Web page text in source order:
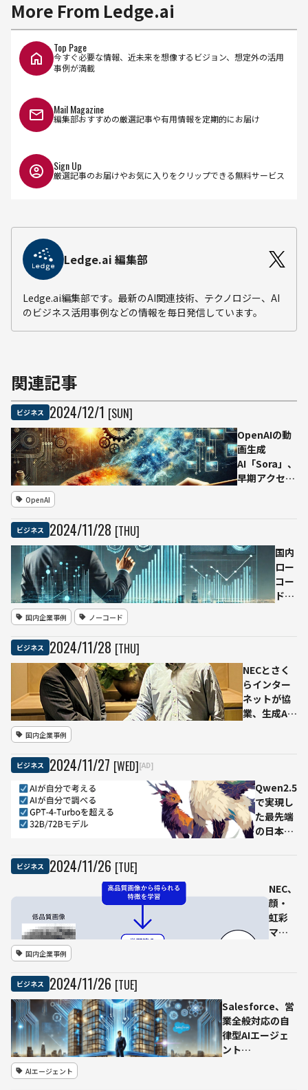
More From Ledge.ai
Top Page
今すぐ必要な情報、近未来を想像するビジョン、想定外の活用
事例が満載
Mail Magazine
編集部おすすめの厳選記事や有用情報を定期的にお届け
Sign Up
厳選記事のお届けやお気に入りをクリップできる無料サービス
Ledge.ai 編集部
Ledge.ai編集部です。最新のAI関連技術、テクノロジー、AI
のビジネス活用事例などの情報を毎日発信しています。
関連記事
ビジネス 2024/12/1 [SUN]
OpenAIの動
画生成
AI「Sora」、
早期アクセス
の抗議により
誰でも10秒間
の動画を生成
できる状態に
OpenAI
ビジネス 2024/11/28 [THU]
国内
ロー
コー
ド／
AI市
場、
2028
年ま
へ成
長予
測
国内企業事例 ノーコード
ビジネス 2024/11/28 [THU]
NECとさく
らインター
ネットが協
業、生成AI
を活用した
新サービス
を展開
国内企業事例
ビジネス 2024/11/27 [WED][AD]
Qwen2.5
で実現し
た最先端
の日本語
た最新
LLMとは
ビジネス 2024/11/26 [TUE]
NEC、
顔・
虹彩
マル
証技
術を
開発—
国内企業事例
ビジネス 2024/11/26 [TUE]
Salesforce、営
業全般対応の自
律型AIエージェ
ント
AIエージェント